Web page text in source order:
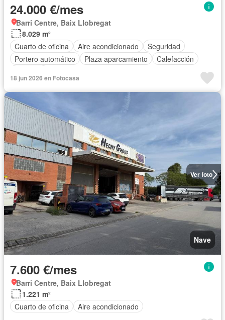
24.000 €/mes
Barri Centre, Baix Llobregat
8.029 m²
Cuarto de oficina
Aire acondicionado
Seguridad
Portero automático
Plaza aparcamiento
Calefacción
18 jun 2026 en Fotocasa
Ver foto
Nave
7.600 €/mes
Barri Centre, Baix Llobregat
1.221 m²
Cuarto de oficina
Aire acondicionado